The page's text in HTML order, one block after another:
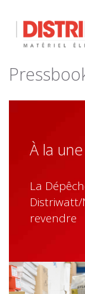
À la une
La
revendre